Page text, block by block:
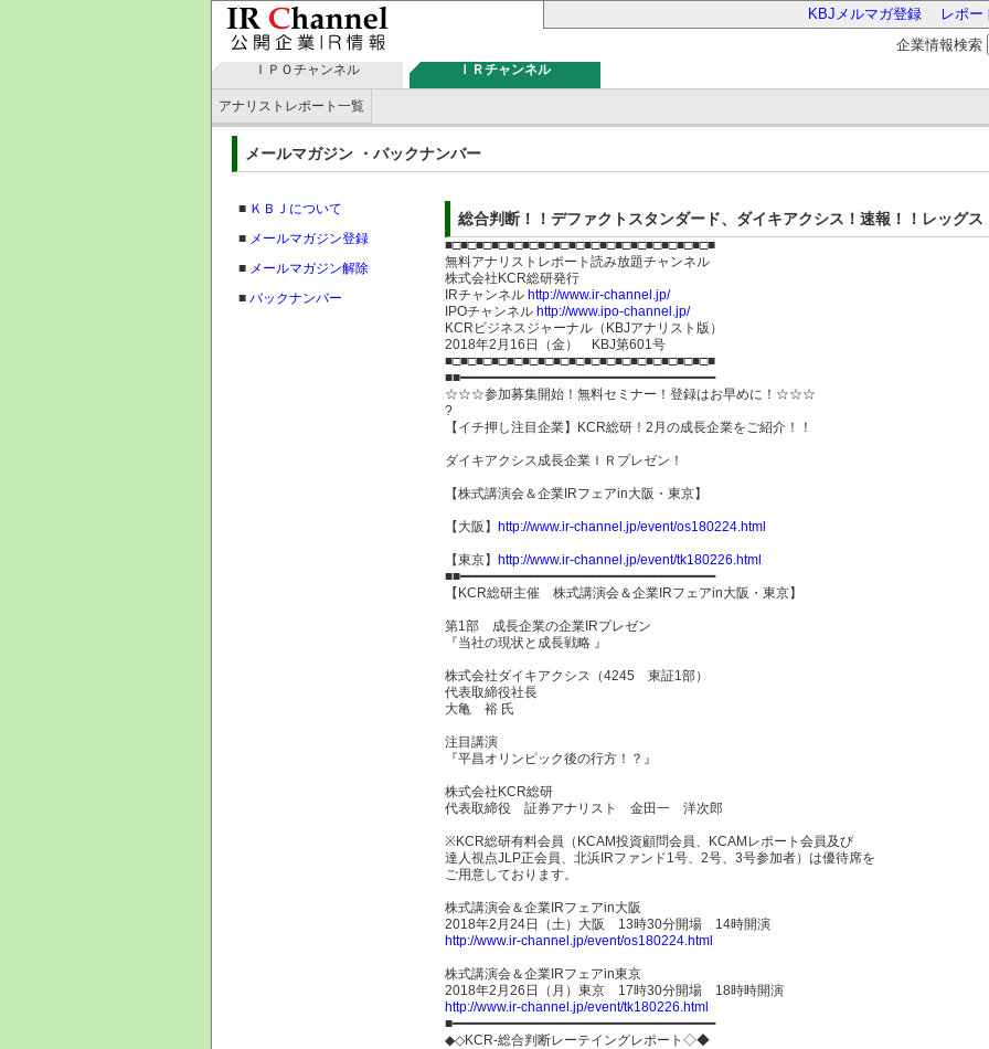
KBJメルマガ登録
レポー
企業情報検索
ＩＰＯチャンネル ＩＲチャンネル
アナリストレポート一覧
メールマガジン ・バックナンバー
■ ＫＢＪについて
■ メールマガジン登録
■ メールマガジン解除
■ バックナンバー
総合判断！！デファクトスタンダード、ダイキアクシス！速報！！レッグ
■□■□■□■□■□■□■□■□■□■□■□■□■□■□■□■□■□■
無料アナリストレポート読み放題チャンネル
株式会社KCR総研発行
IRチャンネル http://www.ir-channel.jp/
IPOチャンネル http://www.ipo-channel.jp/
KCRビジネスジャーナル（KBJアナリスト版）
2018年2月16日（金） KBJ第601号
■□■□■□■□■□■□■□■□■□■□■□■□■□■□■□■□■□■
■■━━━━━━━━━━━━━━━━━━━━━━━━━━━━━━━━━
☆☆☆参加募集開始！無料セミナー！登録はお早めに！☆☆☆
?
【イチ押し注目企業】KCR総研！2月の成長企業をご紹介！！
ダイキアクシス成長企業ＩＲプレゼン！
【株式講演会＆企業IRフェアin大阪・東京】
【大阪】 http://www.ir-channel.jp/event/os180224.html
【東京】 http://www.ir-channel.jp/event/tk180226.html
■■━━━━━━━━━━━━━━━━━━━━━━━━━━━━━━━━━
【KCR総研主催 株式講演会＆企業IRフェアin大阪・東京】
第1部 成長企業の企業IRプレゼン
『当社の現状と成長戦略 』
株式会社ダイキアクシス（4245 東証1部）
代表取締役社長
大亀 裕 氏
注目講演
『平昌オリンピック後の行方！？』
株式会社KCR総研
代表取締役 証券アナリスト 金田一 洋次郎
※KCR総研有料会員（KCAM投資顧問会員、KCAMレポート会員及び
達人視点JLP正会員、北浜IRファンド1号、2号、3号参加者）は優待席を
ご用意しております。
株式講演会＆企業IRフェアin大阪
2018年2月24日（土）大阪 13時30分開場 14時開演
http://www.ir-channel.jp/event/os180224.html
株式講演会＆企業IRフェアin東京
2018年2月26日（月）東京 17時30分開場 18時時開演
http://www.ir-channel.jp/event/tk180226.html
■━━━━━━━━━━━━━━━━━━━━━━━━━━━━━━━━━━
◆◇KCR-総合判断レーテイングレポート◇◆